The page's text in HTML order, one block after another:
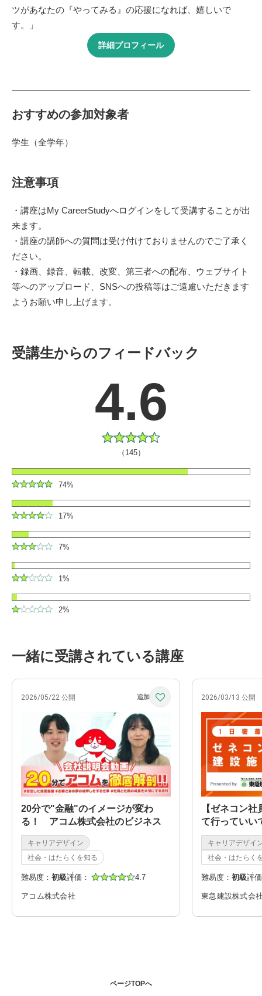
ツがあなたの『やってみる』の応援になれば、嬉しいで
す。」
詳細プロフィール
おすすめの参加対象者
学生（全学年）
注意事項
・講座はMy CareerStudyへログインをして受講することが出
来ます。
・講座の講師への質問は受け付けておりませんのでご了承く
ださい。
・録画、録音、転載、改変、第三者への配布、ウェブサイト
等へのアップロード、SNSへの投稿等はご遠慮いただきます
ようお願い申し上げます。
受講生からのフィードバック
4.6
（145）
74%
17%
7%
1%
2%
一緒に受講されている講座
2026/05/22 公開
20分で"金融"のイメージが変わ
る！ アコム株式会社のビジネス
キャリアデザイン
社会・はたらくを知る
難易度： 初級評価： 4.7
アコム株式会社
2026/03/13 公開
【ゼネコン
て行っていい
職）
キャリアデザイ
社会・はたらく
難易度： 初級評
東急建設株式会
ページTOPへ